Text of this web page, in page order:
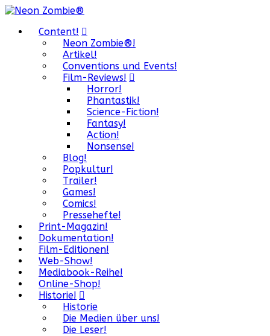
Content!
Neon Zombie®!
Artikel!
Conventions und Events!
Film-Reviews!
Horror!
Phantastik!
Science-Fiction!
Fantasy!
Action!
Nonsense!
Blog!
Popkultur!
Trailer!
Games!
Comics!
Pressehefte!
Print-Magazin!
Dokumentation!
Film-Editionen!
Web-Show!
Mediabook-Reihe!
Online-Shop!
Historie!
Historie
Die Medien über uns!
Die Leser!